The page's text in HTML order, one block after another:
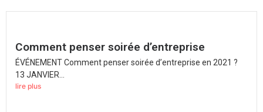
Comment penser soirée d’entreprise
ÉVÉNEMENT Comment penser soirée d’entreprise en 2021 ?
13 JANVIER...
lire plus